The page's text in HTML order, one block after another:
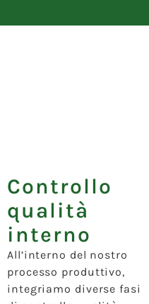
Controllo
qualità
interno
All’interno del nostro
processo produttivo,
integriamo diverse fasi